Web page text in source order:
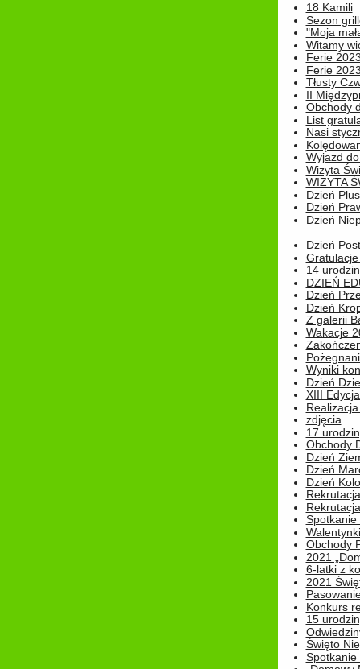
18 Kamili
Sezon
"Moja
Witamy
Ferie
Ferie
Tłusty
II
Obchody
List
Nasi
Wyjazd
Wizyta
WIZYTA
Dzień
Dzień
Dzień
Dzień
14
DZIEŃ
Dzień
Dzień
Z galerii
Wakacje
Wyniki
Dzień
XIII
zdjęcia
17
Obchody
Dzień
Dzień
Dzień
Rekrutacja
Spotkanie
Obchody
2021
6-latki z
2021
Konkurs
15
Święto
Spotkanie